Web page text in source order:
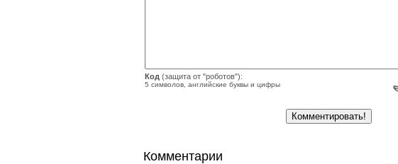
Код (защита от "роботов"):
5 символов, английские буквы и цифры
Комментарии